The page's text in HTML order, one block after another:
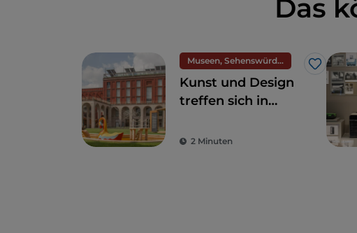
Das
Museen, Sehenswürdigkeiten und Denkmäler
Like
Kunst und Design
treffen sich in
Triennale
2 Minuten